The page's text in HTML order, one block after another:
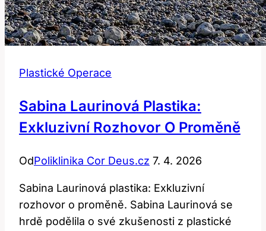
Plastické Operace
Sabina Laurinová Plastika:
Exkluzivní Rozhovor O Proměně
OdPoliklinika Cor Deus.cz 7. 4. 2026
Sabina Laurinová plastika: Exkluzivní
rozhovor o proměně. Sabina Laurinová se
hrdě podělila o své zkušenosti z plastické